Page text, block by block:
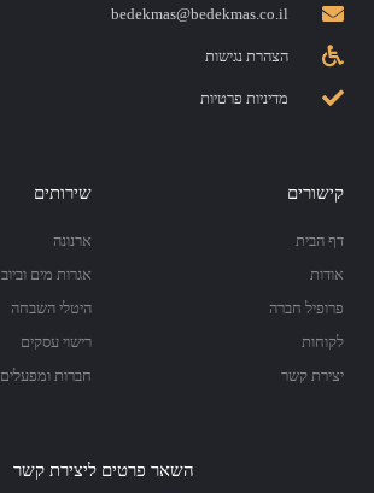
bedekmas@bedekmas.co.il
הצהרת נגישות
מדיניות פרטיות
קישורים
דף הבית
אודות
פרופיל חברה
לקוחות
יצירת קשר
שירותים
ארנונה
אגרות מים וביוב
היטלי השבחה
רישוי עסקים
חברות ומפעלים
השאר פרטים ליצירת קשר